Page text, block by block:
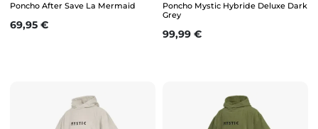
Poncho After Save La Mermaid
Prix
69,95 €
Poncho Mystic Hybride Deluxe Dark
Grey
Prix
99,99 €